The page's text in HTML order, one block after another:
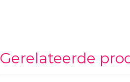
Gerelateerde